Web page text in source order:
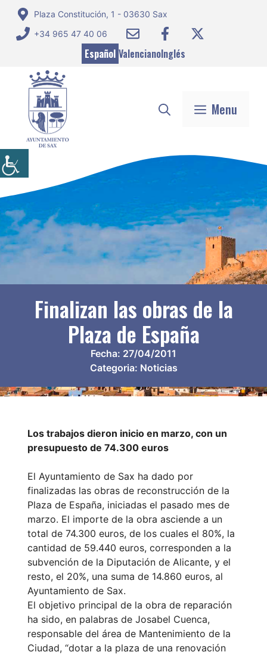
Saltar
contenido
Plaza Constitución, 1 - 03630 Sax
+34 965 47 40 06
Español ValencianoInglés
Menu
Finalizan las obras de la
Plaza de España
Fecha: 27/04/2011
Categoria: Noticias
Los trabajos dieron inicio en marzo, con un
presupuesto de 74.300 euros
El Ayuntamiento de Sax ha dado por
finalizadas las obras de reconstrucción de la
Plaza de España, iniciadas el pasado mes de
marzo. El importe de la obra asciende a un
total de 74.300 euros, de los cuales el 80%, la
cantidad de 59.440 euros, corresponden a la
subvención de la Diputación de Alicante, y el
resto, el 20%, una suma de 14.860 euros, al
Ayuntamiento de Sax.
El objetivo principal de la obra de reparación
ha sido, en palabras de Josabel Cuenca,
responsable del área de Mantenimiento de la
Ciudad, “dotar a la plaza de una renovación